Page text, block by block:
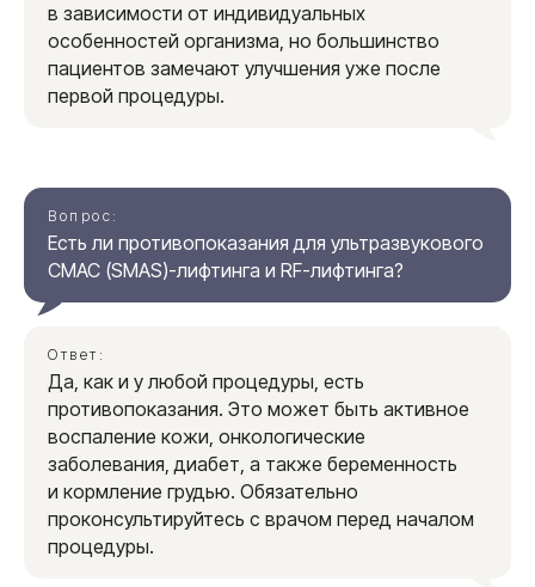
в зависимости от индивидуальных
особенностей организма, но большинство
пациентов замечают улучшения уже после
первой процедуры.
Вопрос:
Есть ли противопоказания для ультразвукового
СМАС (SMAS)-лифтинга и RF-лифтинга?
Ответ:
Да, как и у любой процедуры, есть
противопоказания. Это может быть активное
воспаление кожи, онкологические
заболевания, диабет, а также беременность
и кормление грудью. Обязательно
проконсультируйтесь с врачом перед началом
процедуры.
Оводковой Анной Павловной
Главный врач Клиники красивой кожи
Клиника эстетической и
медицинской косметологии